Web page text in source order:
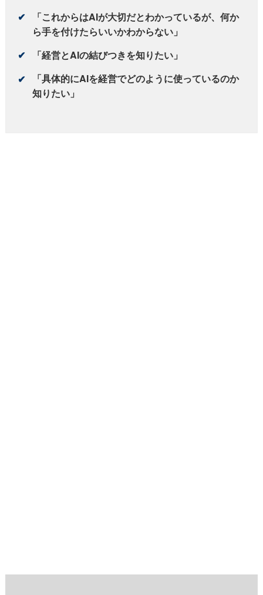
✔
「これからはAIが大切だとわかっているが、何か
ら手を付けたらいいかわからない」
✔
「経営とAIの結びつきを知りたい」
✔
「具体的にAIを経営でどのように使っているのか
知りたい」